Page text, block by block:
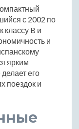
с 2002 по
классу B и
и
ярким
его
поездок и